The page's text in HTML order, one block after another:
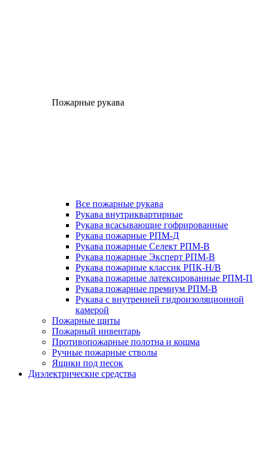
Пожарные рукава
Все пожарные рукава
Рукава внутриквартирные
Рукава всасывающие гофрированные
Рукава пожарные РПМ-Д
Рукава пожарные Селект РПМ-В
Рукава пожарные Эксперт РПМ-В
Рукава пожарные классик РПК-Н/В
Рукава пожарные латексированные РПМ-П
Рукава пожарные премиум РПМ-В
Рукава с внутренней гидроизоляционной
камерой
Пожарные щиты
Пожарный инвентарь
Противопожарные полотна и кошма
Ручные пожарные стволы
Ящики под песок
Диэлектрические средства